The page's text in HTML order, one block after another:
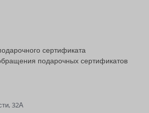
сертификата
подарочных сертификатов
32А